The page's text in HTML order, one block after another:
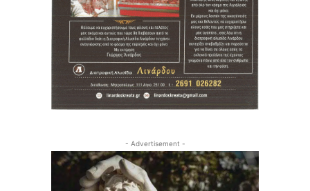
- Advertisement -